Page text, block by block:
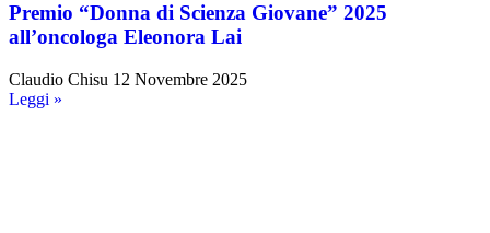
Premio “Donna di Scienza Giovane” 2025
all’oncologa Eleonora Lai
Claudio Chisu 12 Novembre 2025
Leggi »